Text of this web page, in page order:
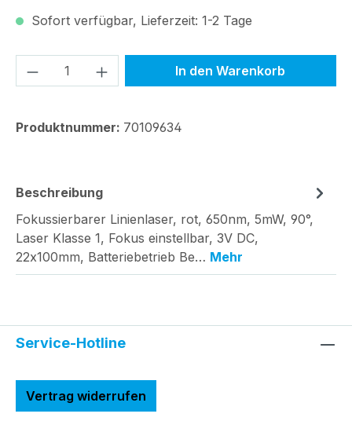
Sofort verfügbar, Lieferzeit: 1-2 Tage
Produkt Anzahl: Gib denIn den Warenkorb
Produktnummer: 70109634
Beschreibung
Fokussierbarer Linienlaser, rot, 650nm, 5mW, 90°,
Laser Klasse 1, Fokus einstellbar, 3V DC,
22x100mm, Batteriebetrieb Be… Mehr
Service-Hotline
Vertrag widerrufen